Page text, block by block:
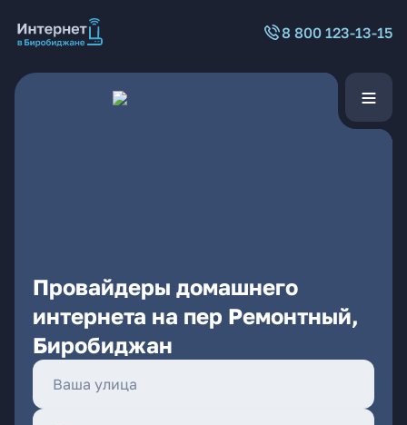
8 800 123-13-15
Провайдеры домашнего
интернета на пер Ремонтный,
Биробиджан